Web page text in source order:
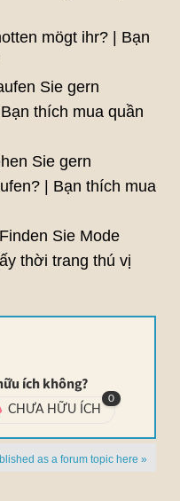
mögt ihr? | Bạn
Sie gern
thích mua quần
Sie gern
| Bạn thích mua
Sie Mode
thời trang thú vị
ích không?
CHƯA HỮU ÍCH
0
as a forum topic here »